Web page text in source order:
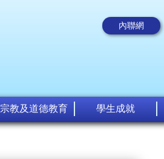
內聯網
宗教及道德教育 學生成就